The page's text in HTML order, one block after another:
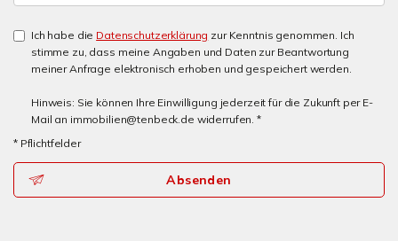
Ich habe die Datenschutzerklärung zur Kenntnis genommen. Ich
stimme zu, dass meine Angaben und Daten zur Beantwortung
meiner Anfrage elektronisch erhoben und gespeichert werden.
Hinweis: Sie können Ihre Einwilligung jederzeit für die Zukunft per E-
Mail an immobilien@tenbeck.de widerrufen. *
* Pflichtfelder
Absenden